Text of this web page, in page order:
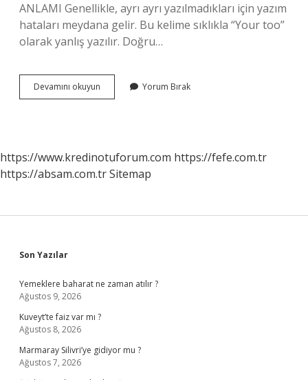
ANLAMI Genellikle, ayrı ayrı yazılmadıkları için yazım
hataları meydana gelir. Bu kelime sıklıkla “Your too”
olarak yanlış yazılır. Doğru…
Devamını okuyun
De
Yorum Bırak
https://www.kredinotuforum.com https://fefe.com.tr
https://absam.com.trSitemap
Sidebar
Son Yazılar
Yemeklere baharat ne zaman atılır ?
Ağustos 9, 2026
Kuveyt’te faiz var mı ?
Ağustos 8, 2026
Marmaray Silivri’ye gidiyor mu ?
Ağustos 7, 2026